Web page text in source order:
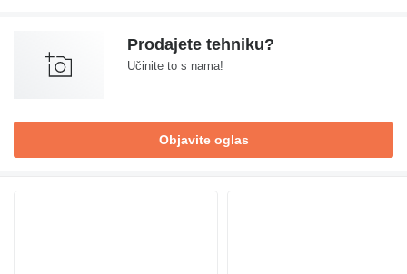
Prodajete tehniku?
Učinite to s nama!
Objavite oglas